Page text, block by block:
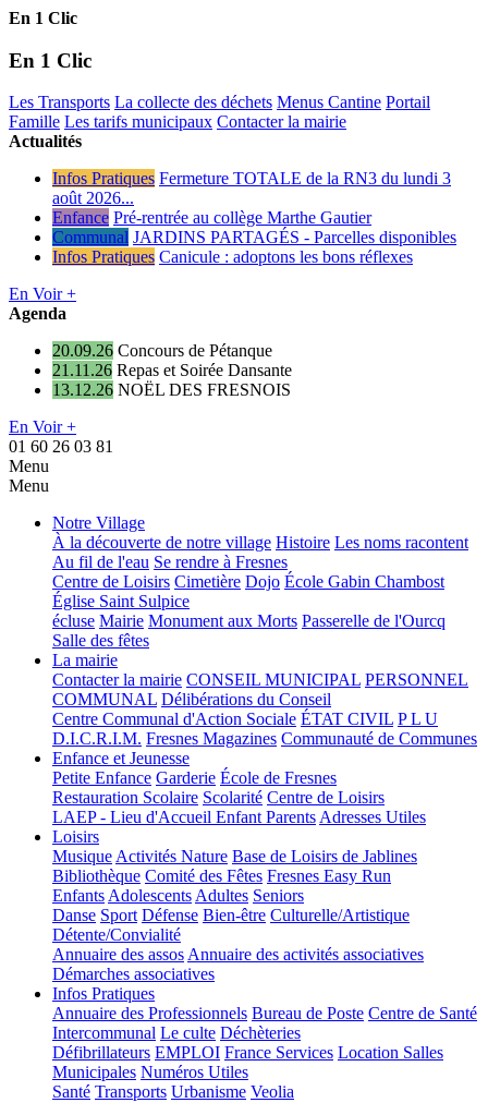
En 1 Clic
En 1 Clic
Les Transports La collecte des déchets Menus Cantine Portail
Famille Les tarifs municipaux Contacter la mairie
Actualités
Infos Pratiques Fermeture TOTALE de la RN3 du lundi 3
août 2026...
Enfance Pré-rentrée au collège Marthe Gautier
Communal JARDINS PARTAGÉS - Parcelles disponibles
Infos Pratiques Canicule : adoptons les bons réflexes
En Voir +
Agenda
20.09.26 Concours de Pétanque
21.11.26 Repas et Soirée Dansante
13.12.26 NOËL DES FRESNOIS
En Voir +
01 60 26 03 81
Menu
Menu
Notre Village
À la découverte de notre village Histoire Les noms racontent
Au fil de l'eau Se rendre à Fresnes
Centre de Loisirs Cimetière Dojo École Gabin Chambost
Église Saint Sulpice
écluse Mairie Monument aux Morts Passerelle de l'Ourcq
Salle des fêtes
La mairie
Contacter la mairie CONSEIL MUNICIPAL PERSONNEL
COMMUNAL Délibérations du Conseil
Centre Communal d'Action Sociale ÉTAT CIVIL P L U
D.I.C.R.I.M. Fresnes Magazines Communauté de Communes
Enfance et Jeunesse
Petite Enfance Garderie École de Fresnes
Restauration Scolaire Scolarité Centre de Loisirs
LAEP - Lieu d'Accueil Enfant ParentsAdresses Utiles
Loisirs
MusiqueActivités Nature Base de Loisirs de Jablines
Bibliothèque Comité des Fêtes Fresnes Easy Run
EnfantsAdolescentsAdultes Seniors
Danse Sport Défense Bien-être Culturelle/Artistique
Détente/Convialité
Annuaire des assosAnnuaire des activités associatives
Démarches associatives
Infos Pratiques
Annuaire des Professionnels Bureau de Poste Centre de Santé
Intercommunal Le culte Déchèteries
Défibrillateurs EMPLOI France Services Location Salles
Municipales Numéros Utiles
Santé Transports Urbanisme Veolia